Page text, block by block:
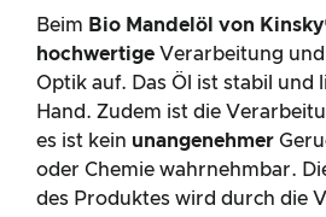
Beim Bio Mandelöl von
hochwertige Verarbeitung
Optik auf. Das Öl ist stabil und
Hand. Zudem ist die
es ist kein unangenehmer
oder Chemie wahrnehmbar.
des Produktes wird durch die